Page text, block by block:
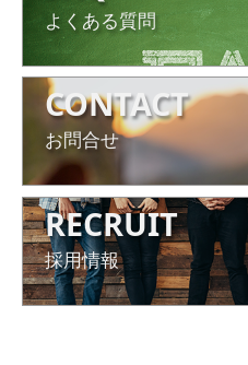
よくある質問
CONTACT
お問合せ
RECRUIT
採用情報